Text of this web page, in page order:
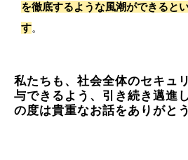
を徹底するような風潮ができると
す。
私たちも、社会全体のセキュ
与できるよう、引き続き邁進
の度は貴重なお話をありがと